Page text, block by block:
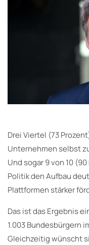
Drei Viertel (73
Unternehmen selbst
Und sogar 9 von 10
Politik den Aufbau
Plattformen stärker
Das ist das Ergebnis
1.003 Bundesbürgern
Gleichzeitig wünscht